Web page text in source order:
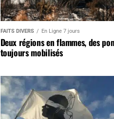
FAITS DIVERS En Ligne 7 jours
Deux régions en flammes, des
toujours mobilisés